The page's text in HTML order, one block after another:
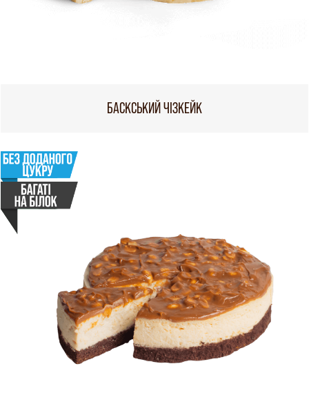
БАСКСЬКИЙ ЧІЗКЕЙК